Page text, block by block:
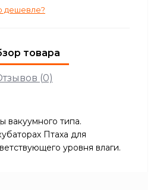
дешевле?
товара
(0)
вакуумного типа.
Птаха для
уровня влаги.